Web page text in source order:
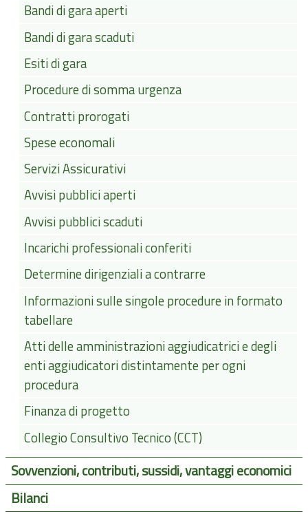
Bandi di gara aperti
Bandi di gara scaduti
Esiti di gara
Procedure di somma urgenza
Contratti prorogati
Spese economali
Servizi Assicurativi
Avvisi pubblici aperti
Avvisi pubblici scaduti
Incarichi professionali conferiti
Determine dirigenziali a contrarre
Informazioni sulle singole procedure in formato
tabellare
Atti delle amministrazioni aggiudicatrici e degli
enti aggiudicatori distintamente per ogni
procedura
Finanza di progetto
Collegio Consultivo Tecnico (CCT)
Sovvenzioni, contributi, sussidi, vantaggi economici
Bilanci